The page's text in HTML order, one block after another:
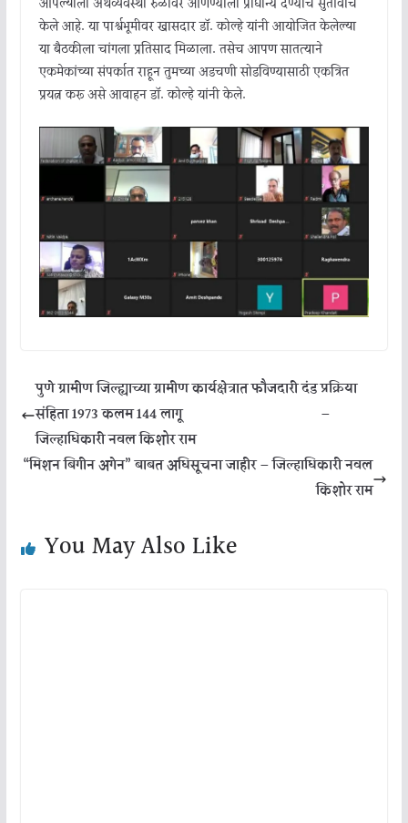
आपल्याला अर्थव्यवस्था रुळावर आणण्याला प्राधान्य देण्याचे सुतोवाच
केले आहे. या पार्श्वभूमीवर खासदार डॉ. कोल्हे यांनी आयोजित केलेल्या
या बैठकीला चांगला प्रतिसाद मिळाला. तसेच आपण सातत्याने
एकमेकांच्या संपर्कात राहून तुमच्या अडचणी सोडविण्यासाठी एकत्रित
प्रयत्न करू असे आवाहन डॉ. कोल्हे यांनी केले.
पुणे ग्रामीण जिल्ह्याच्या ग्रामीण कार्यक्षेत्रात फौजदारी दंड प्रक्रिया
संहिता 1973 कलम 144 लागू –
जिल्हाधिकारी नवल किशोर राम
“मिशन बिगीन अगेन” बाबत अधिसूचना जाहीर – जिल्हाधिकारी नवल
किशोर राम
You May Also Like